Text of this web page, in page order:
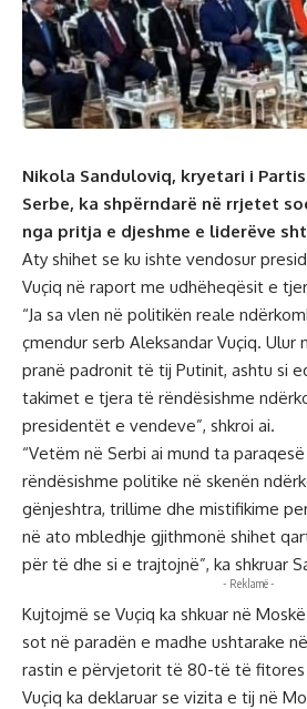
Nikola Sanduloviq, kryetari i
Serbe, ka shpërndarë në rrjetet
nga pritja e djeshme e liderëve
Aty shihet se ku ishte vendosur
Vuçiq në raport me udhëheqësit e
“Ja sa vlen në politikën reale
çmendur serb Aleksandar Vuçiq. Ulur
pranë padronit të tij Putinit, ashtu si
takimet e tjera të rëndësishme
presidentët e vendeve”, shkroi ai.
“Vetëm në Serbi ai mund ta
rëndësishme politike në skenën
gënjeshtra, trillime dhe mistifikime
në ato mbledhje gjithmonë shihet
për të dhe si e trajtojnë”, ka shkruar
- Reklamë -
Kujtojmë se Vuçiq ka shkuar në
sot në paradën e madhe ushtarake
rastin e përvjetorit të 80-të të fitores
Vuçiq ka deklaruar se vizita e tij në